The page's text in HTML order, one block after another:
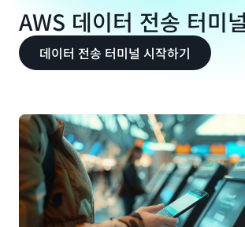
AWS 데이터 전송 터미
데이터 전송 터미널 시작하기